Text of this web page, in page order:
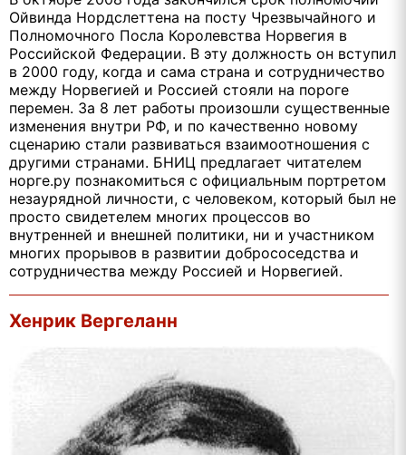
Ойвинда Нордслеттена на посту Чрезвычайного и
Полномочного Посла Королевства Норвегия в
Российской Федерации. В эту должность он вступил
в 2000 году, когда и сама страна и сотрудничество
между Норвегией и Россией стояли на пороге
перемен. За 8 лет работы произошли существенные
изменения внутри РФ, и по качественно новому
сценарию стали развиваться взаимоотношения с
другими странами. БНИЦ предлагает читателем
норге.ру познакомиться с официальным портретом
незаурядной личности, с человеком, который был не
просто свидетелем многих процессов во
внутренней и внешней политики, ни и участником
многих прорывов в развитии добрососедства и
сотрудничества между Россией и Норвегией.
Хенрик Вергеланн